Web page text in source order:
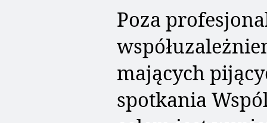
Poza
mających
spotkania